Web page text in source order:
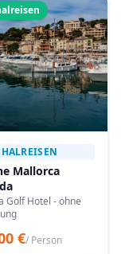
Mallorca
Golf Hotel - ohne
€/ Person